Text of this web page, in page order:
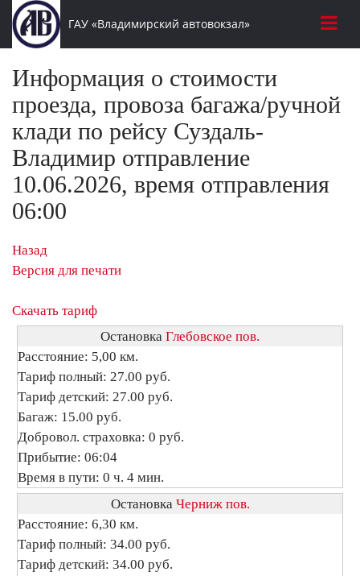
ГАУ «Владимирский автовокзал»
Информация о стоимости
проезда, провоза багажа/ручной
клади по рейсу Суздаль-
Владимир отправление
10.06.2026, время отправления
06:00
Назад
Версия для печати
Скачать тариф
Остановка Глебовское пов.
Расстояние: 5,00 км.
Тариф полный: 27.00 руб.
Тариф детский: 27.00 руб.
Багаж: 15.00 руб.
Добровол. страховка: 0 руб.
Прибытие: 06:04
Время в пути: 0 ч. 4 мин.
Остановка Черниж пов.
Расстояние: 6,30 км.
Тариф полный: 34.00 руб.
Тариф детский: 34.00 руб.